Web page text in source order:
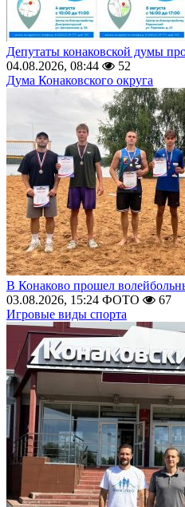
Депутаты конаковской думы
04.08.2026, 08:44
52
Дума Конаковского округа
В Конаково прошел
03.08.2026, 15:24 ФОТО
67
Игровые виды спорта